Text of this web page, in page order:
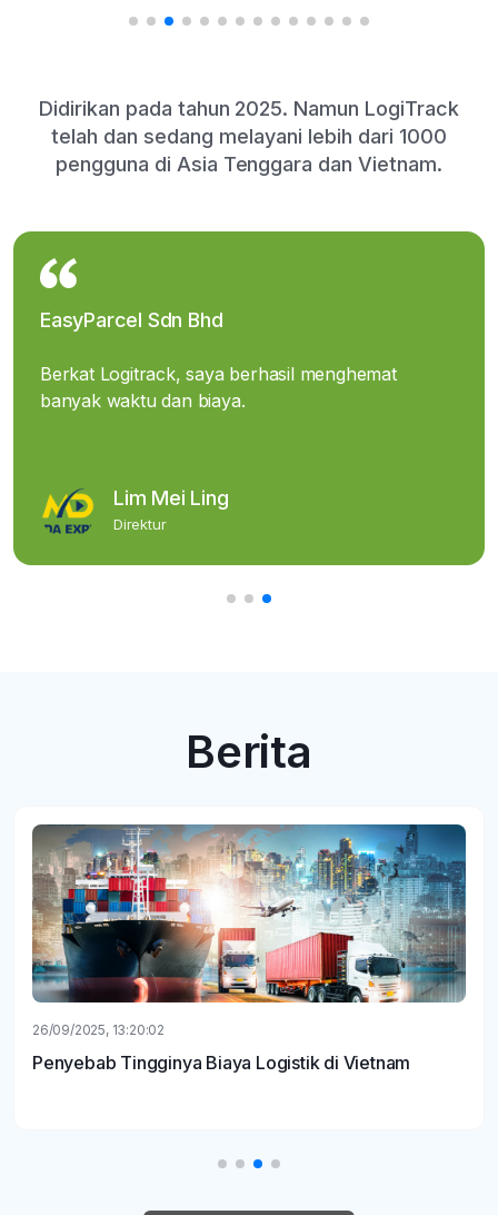
Didirikan pada tahun 2025. Namun LogiTrack
telah dan sedang melayani lebih dari 1000
pengguna di Asia Tenggara dan Vietnam.
EasyParcel Sdn Bhd
Berkat Logitrack, saya berhasil menghemat
banyak waktu dan biaya.
Lim Mei Ling
Direktur
Berita
26/09/2025, 13:20:02
Penyebab Tingginya Biaya Logistik di Vietnam